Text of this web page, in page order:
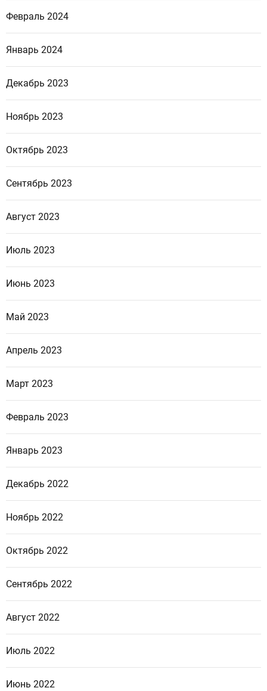
Февраль 2024
Январь 2024
Декабрь 2023
Ноябрь 2023
Октябрь 2023
Сентябрь 2023
Август 2023
Июль 2023
Июнь 2023
Май 2023
Апрель 2023
Март 2023
Февраль 2023
Январь 2023
Декабрь 2022
Ноябрь 2022
Октябрь 2022
Сентябрь 2022
Август 2022
Июль 2022
Июнь 2022